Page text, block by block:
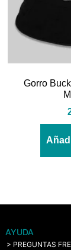
Gorro
AYUDA
> PREGUNTAS